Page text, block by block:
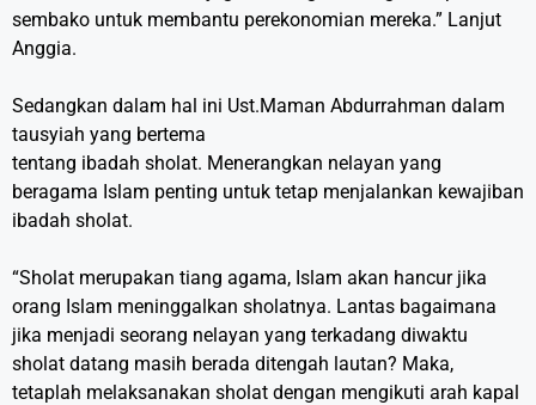
sembako untuk membantu perekonomian mereka.” Lanjut
Anggia.
Sedangkan dalam hal ini Ust.Maman Abdurrahman dalam
tausyiah yang bertema
tentang ibadah sholat. Menerangkan nelayan yang
beragama Islam penting untuk tetap menjalankan kewajiban
ibadah sholat.
“Sholat merupakan tiang agama, Islam akan hancur jika
orang Islam meninggalkan sholatnya. Lantas bagaimana
jika menjadi seorang nelayan yang terkadang diwaktu
sholat datang masih berada ditengah lautan? Maka,
tetaplah melaksanakan sholat dengan mengikuti arah kapal